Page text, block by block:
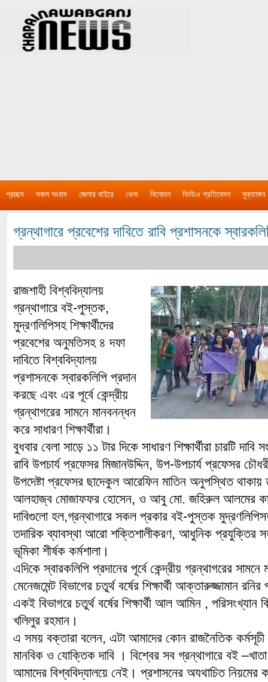
প্রচ্ছদ সকল সংবাদ জেলার বাইরে খেলা বিনোদন ভিডিও প্রতিবেদন মুক্তাঙ্গন
গ্রন্থাগারে প্রবেশের দাবিতে রাবি প্রশাসনকে
রাজশাহী বিশ্ববিদ্যালয়
গ্রন্থাগারে বই-পুস্তক,
মুদ্রণলিপিসহ শিক্ষার্থীদের
প্রবেশের অনুমতিসহ ৪ দফা
দাবিতে বিশ্ববিদ্যালয়
প্রশাসনকে স্বারকলিপি প্রদান
করছে এবং এর পূর্বে কেন্দ্রীয়
গ্রন্থাগরের সামনে মানবনন্ধন
করে সাধারণ শিক্ষার্থীরা।
বুধবার বেলা সাড়ে ১১ টার দিকে সাধারণ শিক্ষার্থীরা চারটি
রাবি উপচার্য প্রফেসর মিজানউদ্দিন, উপ-উপচার্য প্রফেসর
উপদেষ্টা প্রফেসর ছাদেকুল আরেফিন মাতিন অনুপস্থিত থাকায়
আলহাজ্ব মোজাফফর হোসেন, ও আবু মো. জহিরুল আলমের
দাবিগুলো হল,গ্রন্থাগারে সকল প্রকার বই-পুস্তক মুদ্রণলিপিসহ
তদারিক ব্যাবস্থা আরো শক্তিশালীকরণ, আধুনিক প্রযুক্তির
ভূমিকা শীর্ষক কর্মশালা।
এদিকে স্বারকলিপি প্রদানের পূর্বে কেন্দ্রীয় গ্রন্থাগরের সামনে
মেনেজমেন্ট বিভাগের চতুর্থ বর্ষের শিক্ষার্থী আক্তারুজ্জামান
একই বিভাগরে চতুর্থ বর্ষের শিক্ষার্থী আল আমিন , পরিসংখ্যান
খলিলুর রহমান।
এ সময় বক্তারা বলেন, এটা আমাদের কোন রাজনৈতিক কর্মসূচী
মানবিক ও যোক্তিক দাবি । বিশ্বের সব গ্রন্থাগারে বই
আমাদের বিশ্ববিদ্যালয়ে নেই। প্রশাসনের অযথাচিত নিয়মের